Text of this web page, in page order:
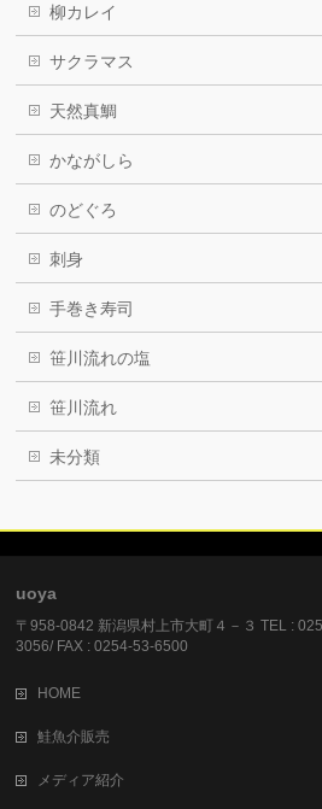
柳カレイ
サクラマス
天然真鯛
かながしら
のどぐろ
刺身
手巻き寿司
笹川流れの塩
笹川流れ
未分類
uoya
〒958-0842 新潟県村上市大町４－３ TEL :
3056/ FAX : 0254-53-6500
HOME
鮭魚介販売
メディア紹介